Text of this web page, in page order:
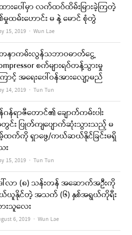
ားပေါ်မှာ လက်ထပ်ထိမ်းမြားခဲ့ကြတဲ့
မှုထမ်းဟောင်း မ နဲ့ မောင် စုံတွဲ
15, 2019 Author
Wun Lae
နာကမ်းလွန်သဘာဝဓာတ်ငွေ့
စက်များရပ်တန့်သွားမှု
ောင့် အရေးပေါ်ဝန်အားလျော့မည်
14, 2019 Author
Tun Tun
ဂန်ရာဇီတောင်၏ ချောက်ကမ်းပါး
င်း ပြုတ်ကျပျောက်ဆုံးသွားသည့် မ
ထက်ကို ရှာဖွေ/ကယ်ဆယ်နိုင်ခြင်းမရှိ
း
15, 2019 Author
Tun Tun
ါ်လာ (၈) သန်းတန် အဆောက်အဦးကို
ယူနိုင်တဲ့ အသက် (၆) နှစ်အရွယ်ကိုရီး
းသူလေး
6, 2019 Author
Wun Lae